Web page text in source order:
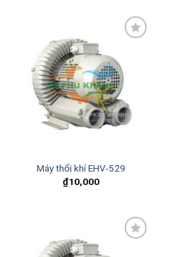
Add to
wishlist
Máy thổi khí EHV-529
₫10,000